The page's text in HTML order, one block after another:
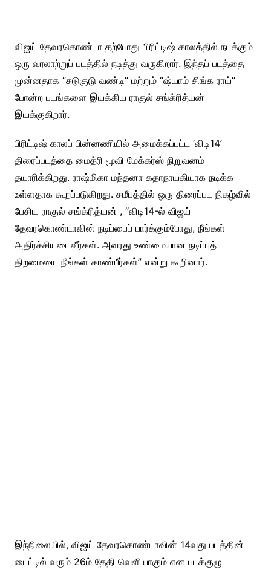
விஜய் தேவரகொண்டா தற்போது பிரிட்டிஷ் காலத்தில் நடக்கும்
ஒரு வரலாற்றுப் படத்தில் நடித்து வருகிறார். இந்தப் படத்தை
முன்னதாக “சடுகுடு வண்டி” மற்றும் “ஷ்யாம் சிங்க ராய்”
போன்ற படங்களை இயக்கிய ராகுல் சங்க்ரித்யன்
இயக்குகிறார்.
பிரிட்டிஷ் காலப் பின்னணியில் அமைக்கப்பட்ட ‘விடி14’
திரைப்படத்தை மைத்ரி மூவி மேக்கர்ஸ் நிறுவனம்
தயாரிக்கிறது. ராஷ்மிகா மந்தனா கதாநாயகியாக நடிக்க
உள்ளதாக கூறப்படுகிறது. சமீபத்தில் ஒரு திரைப்பட நிகழ்வில்
பேசிய ராகுல் சங்க்ரித்யன் , “விடி14-ல் விஜய்
தேவரகொண்டாவின் நடிப்பைப் பார்க்கும்போது, நீங்கள்
அதிர்ச்சியடைவீர்கள். அவரது உண்மையான நடிப்புத்
திறமையை நீங்கள் காண்பீர்கள்” என்று கூறினார்.
இந்நிலையில், விஜய் தேவரகொண்டாவின் 14வது படத்தின்
டைட்டில் வரும் 26ம் தேதி வெளியாகும் என படக்குழு